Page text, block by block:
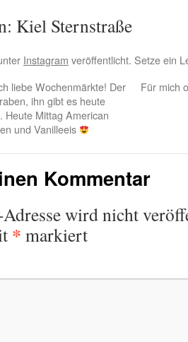
Kiel Sternstraße
Instagram veröffentlicht. Setze ein
liebe Wochenmärkte! Der
ihn gibt es heute
Heute Mittag American
und Vanilleeis
Für mich
Kommentar
wird nicht
* markiert